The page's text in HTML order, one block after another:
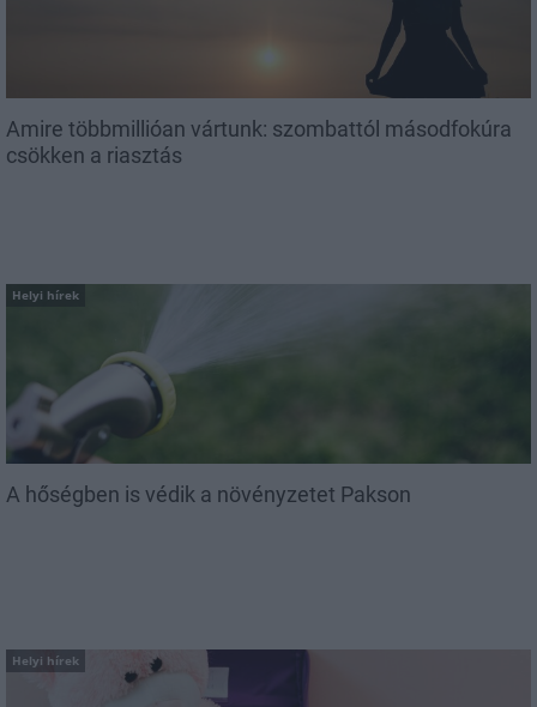
Amire többmillióan vártunk: szombattól másodfokúra
csökken a riasztás
Helyi hírek
A hőségben is védik a növényzetet Pakson
Helyi hírek